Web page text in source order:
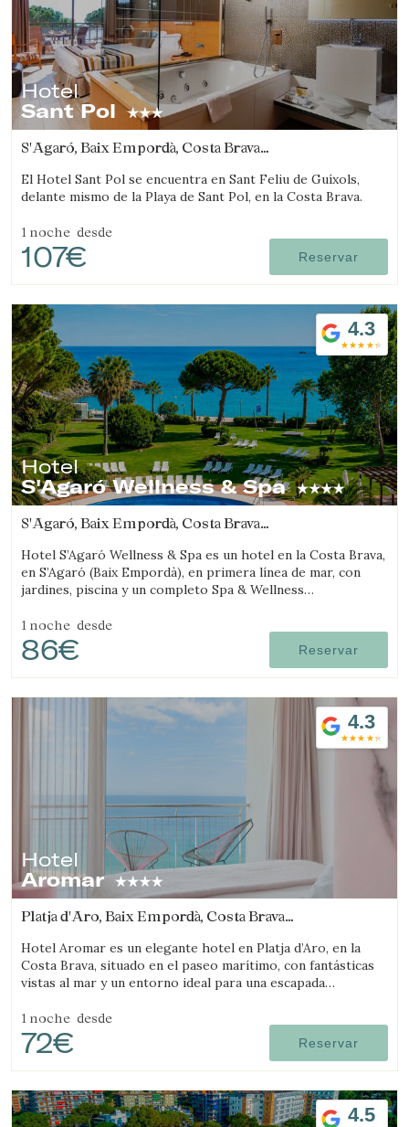
Hotel
Sant Pol
S'Agaró, Baix Empordà, Costa Brava
El Hotel Sant Pol se encuentra en Sant Feliu de Guíxols,
delante mismo de la Playa de Sant Pol, en la Costa Brava.
1 noche desde
107€ Reservar
4.3
Hotel
S'Agaró Wellness & Spa
S'Agaró, Baix Empordà, Costa Brava
Hotel S’Agaró Wellness & Spa es un hotel en la Costa Brava,
en S’Agaró (Baix Empordà), en primera línea de mar, con
jardines, piscina y un completo Spa & Wellness
1 noche desde
86€ Reservar
4.3
Hotel
Aromar
Platja d'Aro, Baix Empordà, Costa Brava
Hotel Aromar es un elegante hotel en Platja d’Aro, en la
Costa Brava, situado en el paseo marítimo, con fantásticas
vistas al mar y un entorno ideal para una escapada
1 noche desde
72€ Reservar
4.5